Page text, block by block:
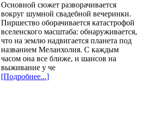
Основной сюжет разворачивается
вокруг шумной свадебной вечеринки.
Пиршество оборачивается катастрофой
вселенского масштаба: обнаруживается,
что на землю надвигается планета под
названием Меланхолия. С каждым
часом она все ближе, и шансов на
выживание у че
[Подробнее...]